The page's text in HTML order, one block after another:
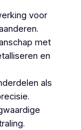
voor
met
en
als